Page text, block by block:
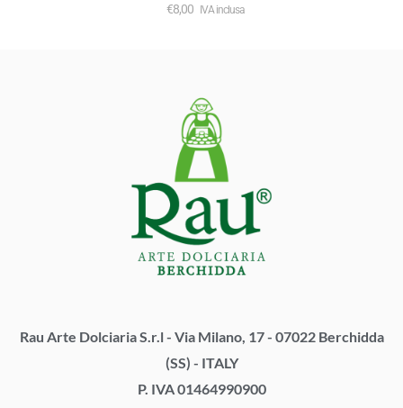
€8,00 IVA inclusa
Rau Arte Dolciaria S.r.l - Via Milano, 17 - 07022 Berchidda
(SS) - ITALY
P. IVA 01464990900